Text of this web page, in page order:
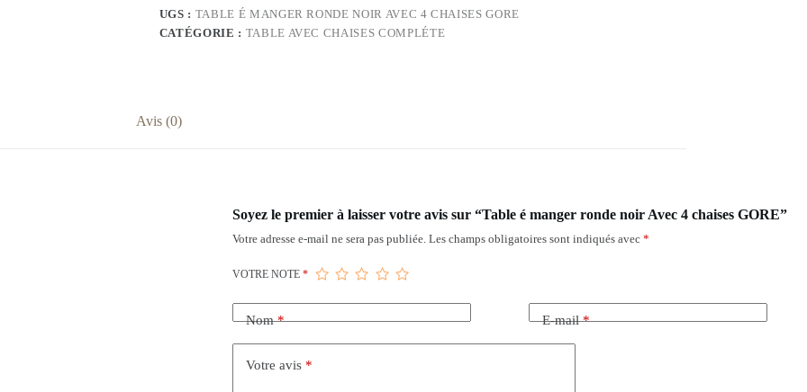
UGS : TABLE É MANGER RONDE NOIR AVEC 4 CHAISES GORE
CATÉGORIE : TABLE AVEC CHAISES COMPLÉTE
Avis (0)
Soyez le premier à laisser votre avis sur “Table é manger ronde noir Avec 4 chaises GORE”
Votre adresse e-mail ne sera pas publiée. Les champs obligatoires sont indiqués avec *
VOTRE NOTE *
Nom* E-mail*
Votre avis *